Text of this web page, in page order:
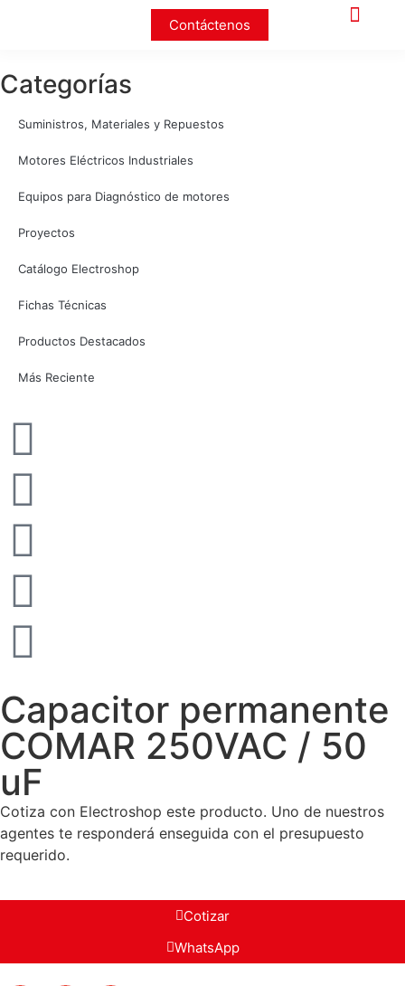
Contáctenos
Categorías
Suministros, Materiales y Repuestos
Motores Eléctricos Industriales
Equipos para Diagnóstico de motores
Proyectos
Catálogo Electroshop
Fichas Técnicas
Productos Destacados
Más Reciente
Capacitor permanente
COMAR 250VAC / 50
uF
Cotiza con Electroshop este producto. Uno de nuestros
agentes te responderá enseguida con el presupuesto
requerido.
Cotizar
WhatsApp